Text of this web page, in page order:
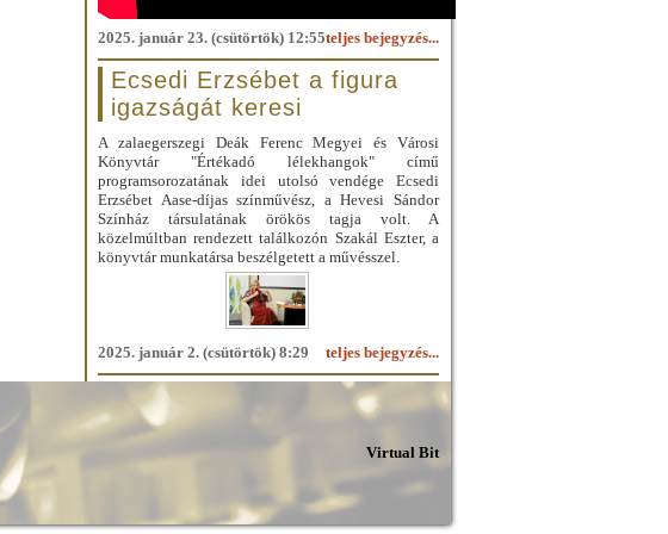
teljes bejegyzés...
2025. január 23. (csütörtök) 12:55
Ecsedi Erzsébet a figura
igazságát keresi
A zalaegerszegi Deák Ferenc Megyei és Városi
Könyvtár "Értékadó lélekhangok" című
programsorozatának idei utolsó vendége Ecsedi
Erzsébet Aase-díjas színművész, a Hevesi Sándor
Színház társulatának örökös tagja volt. A
közelmúltban rendezett találkozón Szakál Eszter, a
könyvtár munkatársa beszélgetett a művésszel.
teljes bejegyzés...
2025. január 2. (csütörtök) 8:29
Virtual Bit